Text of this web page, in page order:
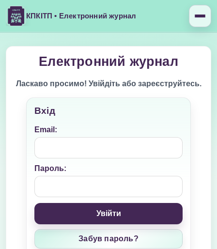
КПКІТП • Електронний журнал
Електронний журнал
Ласкаво просимо! Увійдіть або зареєструйтесь.
Вхід
Email:
Пароль:
Увійти
Забув пароль?